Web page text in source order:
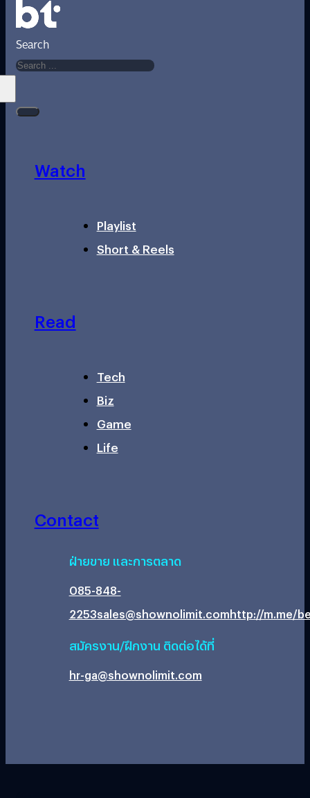
Search
Watch
Playlist
Short & Reels
Read
Tech
Biz
Game
Life
Contact
ฝ่ายขาย และการตลาด
085-848-
2253sales@shownolimit.comhttp://m.me/
สมัครงาน/ฝึกงาน ติดต่อได้ที่
hr-ga@shownolimit.com